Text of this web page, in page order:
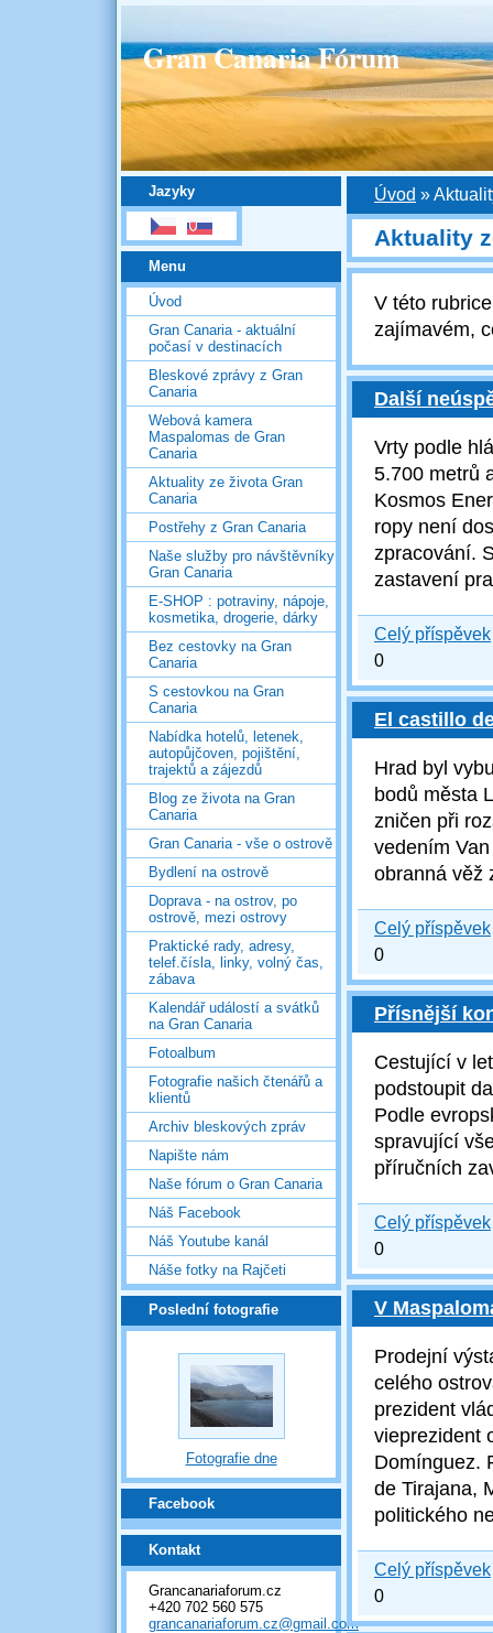
Gran Canaria Fórum
Jazyky
Menu
Úvod
Gran Canaria - aktuální
počasí v destinacích
Bleskové zprávy z Gran
Canaria
Webová kamera
Maspalomas de Gran
Canaria
Aktuality ze života Gran
Canaria
Postřehy z Gran Canaria
Naše služby pro návštěvníky
Gran Canaria
E-SHOP : potraviny, nápoje,
kosmetika, drogerie, dárky
Bez cestovky na Gran
Canaria
S cestovkou na Gran
Canaria
Nabídka hotelů, letenek,
autopůjčoven, pojištění,
trajektů a zájezdů
Blog ze života na Gran
Canaria
Gran Canaria - vše o ostrově
Bydlení na ostrově
Doprava - na ostrov, po
ostrově, mezi ostrovy
Praktické rady, adresy,
telef.čísla, linky, volný čas,
zábava
Kalendář událostí a svátků
na Gran Canaria
Fotoalbum
Fotografie našich čtenářů a
klientů
Archiv bleskových zpráv
Napište nám
Naše fórum o Gran Canaria
Náš Facebook
Náš Youtube kanál
Náše fotky na Rajčeti
Poslední fotografie
Fotografie dne
Facebook
Kontakt
Grancanariaforum.cz
+420 702 560 575
grancanariaforum.cz@gmail.com
Úvod »
Aktuality
V této
zajímavém,
Další
Vrty podle
5.700 metrů
Kosmos
ropy není
zpracování.
zastavení
Celý příspěvek
0
El castillo
Hrad byl
bodů města
zničen při
vedením
obranná
Celý příspěvek
0
Přísnější
Cestující v
podstoupit
Podle
spravující
příručních
Celý příspěvek
0
V
Prodejní
celého
prezident
vieprezident
Domínguez.
de Tirajana,
politického
Celý příspěvek
0